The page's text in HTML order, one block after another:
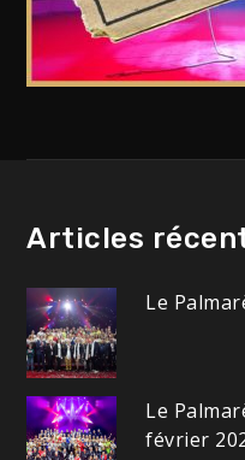
Articles
Le
Le
février